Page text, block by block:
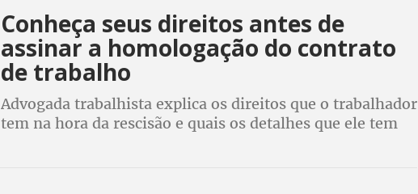
Conheça seus direitos antes de
assinar a homologação do contrato
de trabalho
Advogada trabalhista explica os direitos que o trabalhador
tem na hora da rescisão e quais os detalhes que ele tem